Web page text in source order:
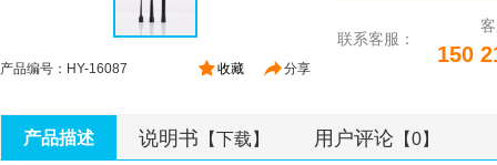
分享
收藏
产品编号：HY-16087
联系客服：
150
产品描述 说明书 【下载】 用户评论 【0】